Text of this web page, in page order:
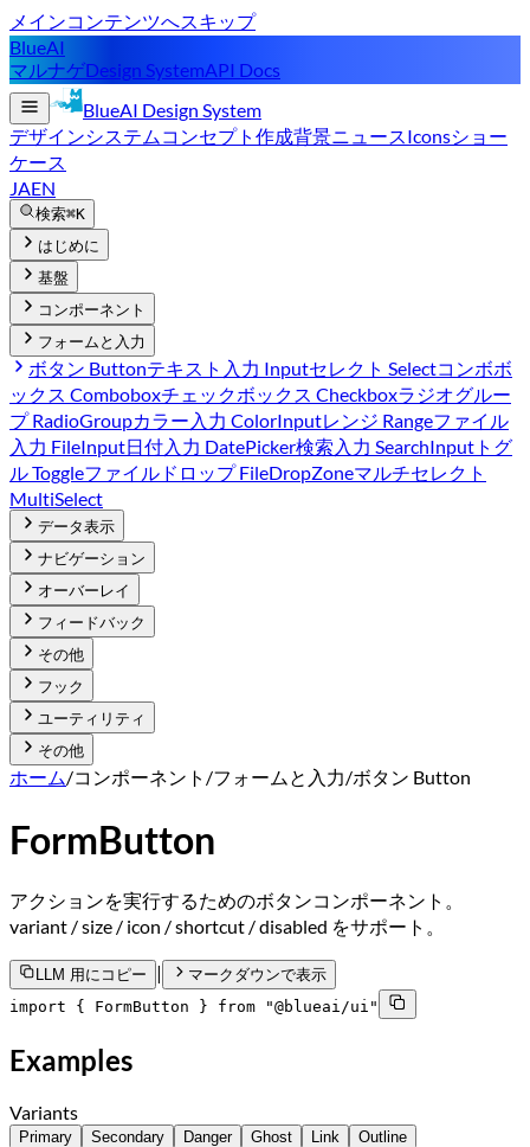
メインコンテンツへスキップ
BlueAI
マルナゲDesign SystemAPI Docs
BlueAI Design System
デザインシステム コンセプト 作成背景ニュースIconsショー
ケース
JAEN
検索⌘K
はじめに
基盤
コンポーネント
フォームと入力
ボタン Buttonテキスト入力 Inputセレクト Selectコンボボ
ックス Comboboxチェックボックス Checkboxラジオグルー
プ RadioGroupカラー入力 ColorInputレンジ Rangeファイル
入力 FileInput日付入力 DatePicker検索入力 SearchInput トグ
ル Toggleファイルドロップ FileDropZoneマルチセレクト
MultiSelect
データ表示
ナビゲーション
オーバーレイ
フィードバック
その他
フック
ユーティリティ
その他
ホーム/コンポーネント /フォームと入力/ボタン Button
FormButton
アクションを実行するためのボタンコンポーネント。
variant / size / icon / shortcut / disabled をサポート。
LLM 用にコピー |
マークダウンで表示
import { FormButton } from "@blueai/ui"
Examples
Variants
Primary Secondary Danger Ghost Link
Outline